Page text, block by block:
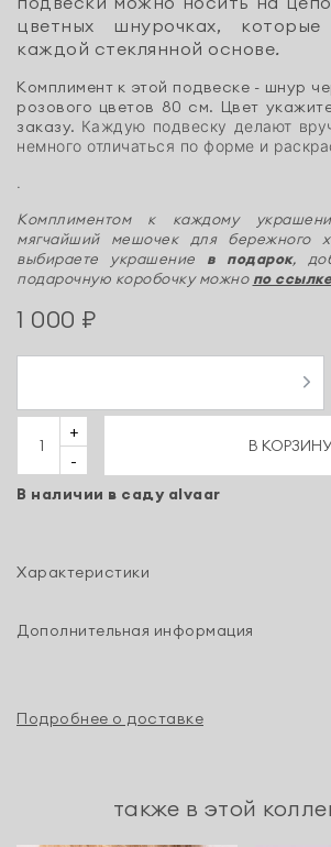
цветных шнурочках,
каждой стеклянной основе.
Комплимент к этой подвеске - шнур
розового цветов 80 см. Цвет
заказу. Каждую подвеску делают
немного отличаться по форме и
.
Комплиментом к каждому
мягчайший мешочек для бережного
выбираете украшение в подарок,
подарочную коробочку можно по
1 000 ₽
-
+
В
В наличии в саду alvaar
Характеристики
Дополнительная информация
Подробнее о доставке
также в этой